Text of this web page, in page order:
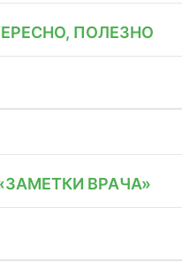
ПОЛЕЗНО
ВРАЧА»